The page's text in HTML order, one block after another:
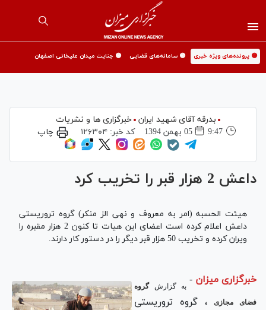
🟡 پرونده‌های ویژه خبری 🟡 سامانه‌های قضایی 🟡 جنایت میدان علیخانی اصفهان
بدرقه آقای شهید ایران
خبرگزاری ها و نشریات
9:47
05 بهمن 1394 کد خبر: ۱۲۶۳۰۴ چاپ
داعش 2 هزار قبر را تخریب کرد
هیئت الحسبه (امر به معروف و نهی الز منکر) گروه تروریستی
داعش اعلام کرده است اعضای این هیات تا کنون 2 هزار مقبره را
ویران کرده و تخریب 50 هزار قبر دیگر را در دستور کار دارند.
خبرگزاری میزان - به گزارشگروه
فضای مجازی
، گروه تروریستی